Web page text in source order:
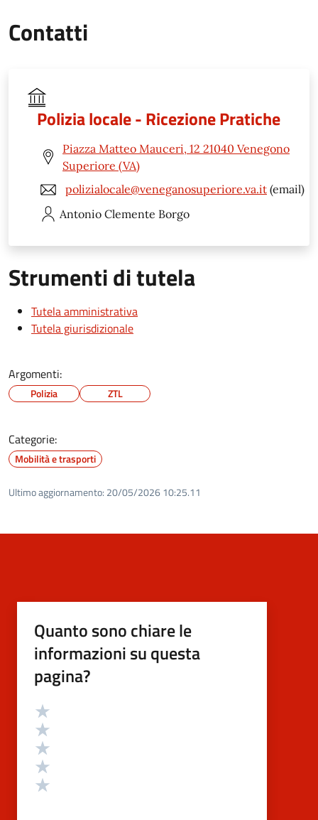
Contatti
Polizia locale - Ricezione Pratiche
Piazza Matteo Mauceri, 12 21040 Venegono
Superiore (VA)
polizialocale@veneganosuperiore.va.it (email)
Antonio Clemente Borgo
Strumenti di tutela
Tutela amministrativa
Tutela giurisdizionale
Argomenti:
Polizia ZTL
Categorie:
Mobilità e trasporti
Ultimo aggiornamento: 20/05/2026 10:25.11
Quanto sono chiare le
informazioni su questa
pagina?
Valutazione